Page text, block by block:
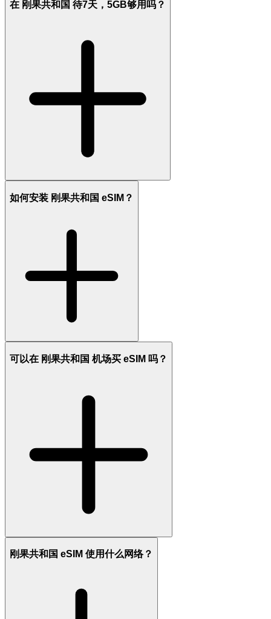
在 刚果共和国 待7天，5GB够用吗？
如何安装 刚果共和国 eSIM？
可以在 刚果共和国 机场买 eSIM 吗？
刚果共和国 eSIM 使用什么网络？